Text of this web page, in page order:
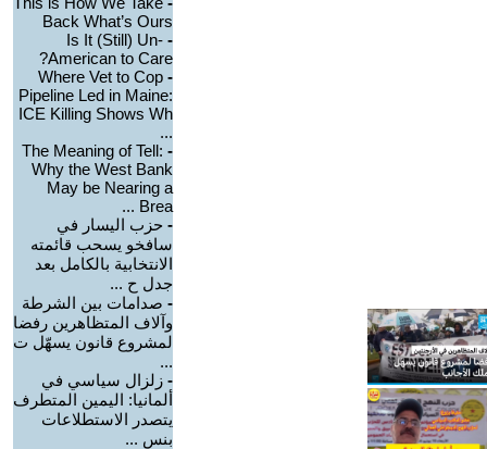
Back What’s Ours
-
Is It (Still) Un-
American to Care?
-
Where Vet to Cop
Pipeline Led in Maine:
ICE Killing Shows Wh
...
-
The Meaning of Tell:
Why the West Bank
May be Nearing a
Brea ...
- حزب اليسار في
سافخو يسحب قائمته
الانتخابية بالكامل بعد
جدل ح ...
- صدامات بين الشرطة
وآلاف المتظاهرين رفضا
لمشروع قانون يسهّل ت
...
- زلزال سياسي في
ألمانيا: اليمين المتطرف
يتصدر الاستطلاعات
بنس ...